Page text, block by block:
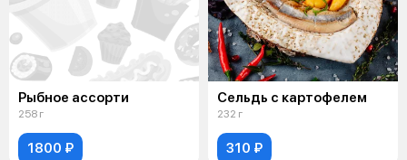
Рыбное ассорти
258 г
1800 ₽
Сельдь с картофелем
232 г
310 ₽